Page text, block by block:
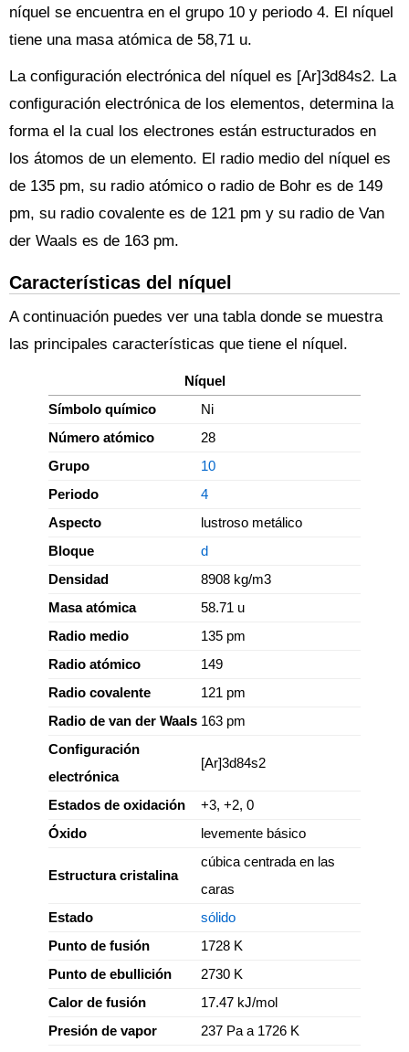
níquel se encuentra en el grupo 10 y periodo 4. El níquel
tiene una masa atómica de 58,71 u.
La configuración electrónica del níquel es [Ar]3d84s2. La
configuración electrónica de los elementos, determina la
forma el la cual los electrones están estructurados en
los átomos de un elemento. El radio medio del níquel es
de 135 pm, su radio atómico o radio de Bohr es de 149
pm, su radio covalente es de 121 pm y su radio de Van
der Waals es de 163 pm.
Características del níquel
A continuación puedes ver una tabla donde se muestra
las principales características que tiene el níquel.
Níquel
Símbolo químico
Ni
Número atómico
28
Grupo
10
Periodo
4
Aspecto
lustroso metálico
Bloque
d
Densidad
8908 kg/m3
Masa atómica
58.71 u
Radio medio
135 pm
Radio atómico
149
Radio covalente
121 pm
Radio de van der Waals 163 pm
Configuración
electrónica
[Ar]3d84s2
Estados de oxidación
+3, +2, 0
Óxido
levemente básico
Estructura cristalina
cúbica centrada en las
caras
Estado
sólido
Punto de fusión
1728 K
Punto de ebullición
2730 K
Calor de fusión
17.47 kJ/mol
Presión de vapor
237 Pa a 1726 K